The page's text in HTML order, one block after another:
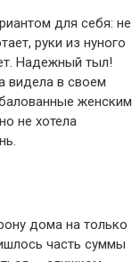
для себя: не
руки из нуного
Надежный тыл!
видела в своем
женским
не хотела
дома на только
часть суммы